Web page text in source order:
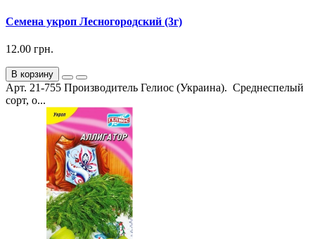
Семена укроп Лесногородский (3г)
12.00 грн.
В корзину
Арт. 21-755 Производитель Гелиос (Украина). Среднеспелый
сорт, о...